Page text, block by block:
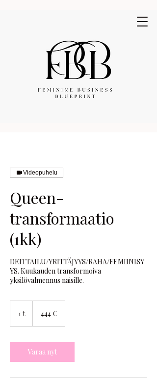
Videopuhelu
Queen-
transformaatio
(1kk)
DEITTAILU/YRITTÄJYYS/RAHA/FEMIINISY
YS. Kuukauden transformoiva
yksilövalmennus naisille.
1 t1 444 €
Varaa nyt